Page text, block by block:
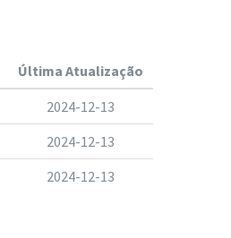
Última Atualização
2024-12-13
2024-12-13
2024-12-13